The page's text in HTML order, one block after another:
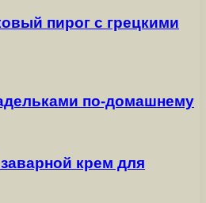
пирог с грецкими
по-домашнему
крем для